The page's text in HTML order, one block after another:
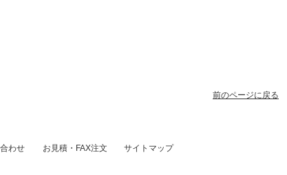
前のページに戻る
わせ お見積・FAX注文 サイトマップ